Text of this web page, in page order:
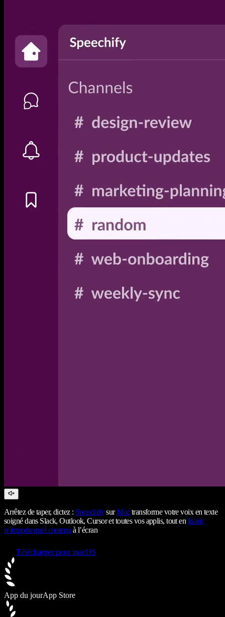
Arrêtez de taper, dictez : SpeechifysurMactransforme votre voix en texte
soigné dans Slack, Outlook, Cursor et toutes vos applis, tout en lisant
n’importe quel contenu à l’écran
Télécharger pour macOS
App du jourApp Store